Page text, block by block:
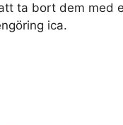
ta bort dem med
ica.